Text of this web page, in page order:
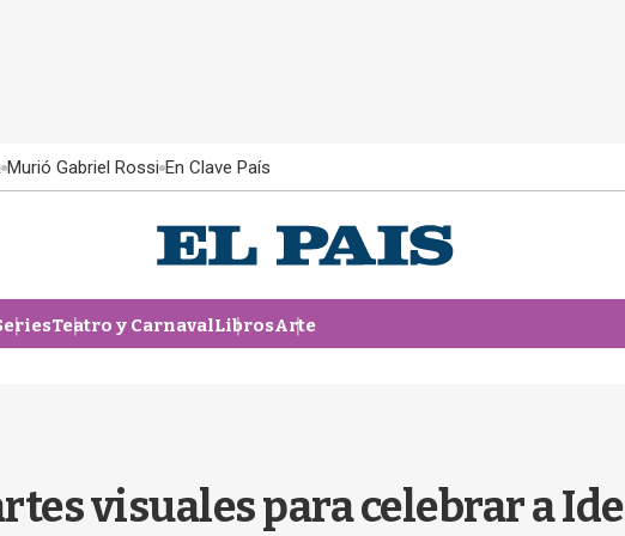
Murió Gabriel Rossi En Clave País
Teatro y CarnavalLibrosArte
visuales para celebrar a